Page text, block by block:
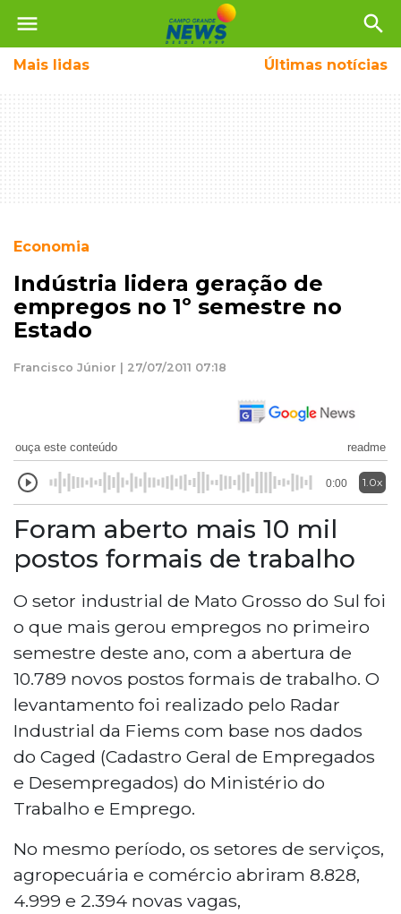
menu search
Mais lidas Últimas notícias
Economia
Indústria lidera geração de
empregos no 1º semestre no
Estado
Francisco Júnior | 27/07/2011 07:18
ouça este conteúdo readme
0:00 1.0x
Foram aberto mais 10 mil
postos formais de trabalho
O setor industrial de Mato Grosso do Sul foi
o que mais gerou empregos no primeiro
semestre deste ano, com a abertura de
10.789 novos postos formais de trabalho. O
levantamento foi realizado pelo Radar
Industrial da Fiems com base nos dados
do Caged (Cadastro Geral de Empregados
e Desempregados) do Ministério do
Trabalho e Emprego.
No mesmo período, os setores de serviços,
agropecuária e comércio abriram 8.828,
4.999 e 2.394 novas vagas,